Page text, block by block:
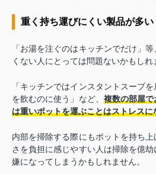
重く持ち運びにくい製品が多い
「お湯を注ぐのはキッチンでだけ」
くない人にとっては問題ないかもしれ
「キッチンではインスタントスープ
を飲むのに使う」など、 複数の部屋
は重いポットを運ぶことはストレスに
内部を掃除する際にもポットを持ち
さを負担に感じやすい人は掃除を億
嫌になってしまうかもしれません。